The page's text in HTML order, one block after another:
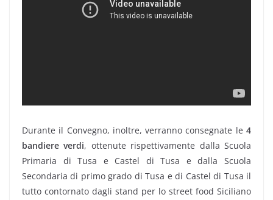
Durante il Convegno, inoltre, verranno consegnate le 4
bandiere verdi, ottenute rispettivamente dalla Scuola
Primaria di Tusa e Castel di Tusa e dalla Scuola
Secondaria di primo grado di Tusa e di Castel di Tusa il
tutto contornato dagli stand per lo street food Siciliano